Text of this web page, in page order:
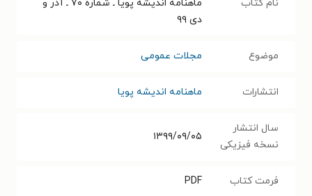
نام کتاب
ماهنامه اندیشه پویا ـ شماره ۷۰ ـ آذر و
دی ۹۹
موضوع مجلات عمومی
انتشارات ماهنامه اندیشه پویا
سال انتشار
نسخه فیزیکی
۱۳۹۹/۰۹/۰۵
فرمت کتاب PDF